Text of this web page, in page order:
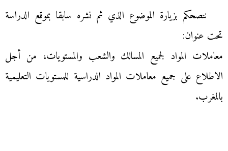
ننصحكم بزيارة الموضوع الذي ثم نشره سابقا بموقع الدراسة
تحت عنوان:
معاملات المواد لجميع المسالك والشعب والمستويات، من أجل
الاطلاع على جميع معاملات المواد الدراسية للمستويات التعليمية
بالمغرب.